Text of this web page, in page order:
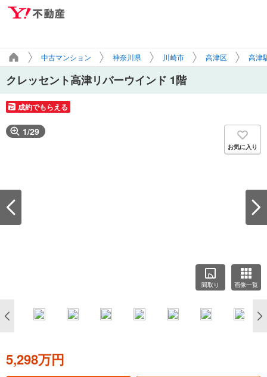
中古マンション 神奈川県 川崎市 高津区 高津
クレッセント高津リバーウインド 1階
成約でもらえる
1/29
お気に入り
間取り 画像一覧
5,298万円